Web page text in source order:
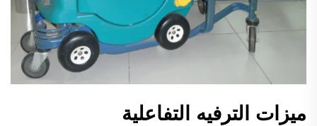
ميزات الترفيه التفاعلية